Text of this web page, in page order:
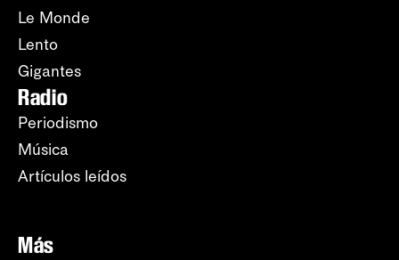
Le Monde
Lento
Gigantes
Radio
Periodismo
Música
Artículos leídos
Más